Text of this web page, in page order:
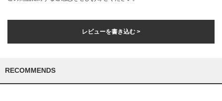
レビューを書き込む >
RECOMMENDS